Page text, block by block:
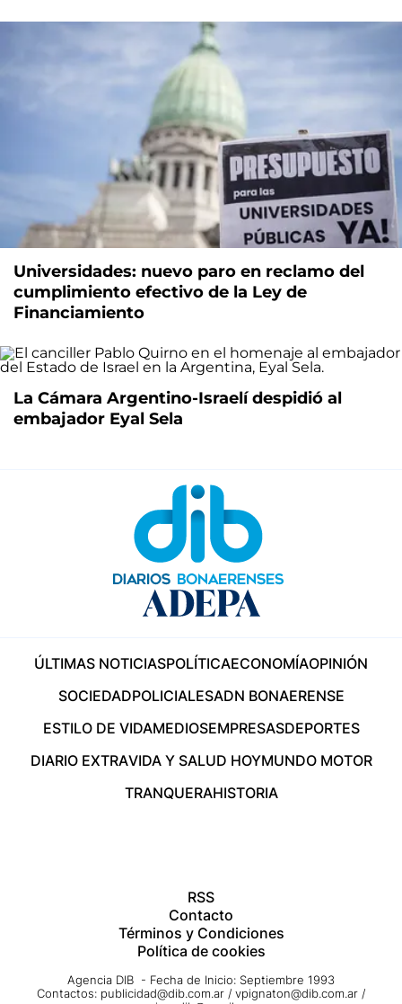
Universidades: nuevo paro en reclamo del
cumplimiento efectivo de la Ley de
Financiamiento
La Cámara Argentino-Israelí despidió al
embajador Eyal Sela
ÚLTIMAS NOTICIASPOLÍTICAECONOMÍAOPINIÓN
SOCIEDADPOLICIALESADN BONAERENSE
ESTILO DE VIDAMEDIOSEMPRESASDEPORTES
DIARIO EXTRAVIDA Y SALUD HOYMUNDO MOTOR
TRANQUERAHISTORIA
RSS
Contacto
Términos y Condiciones
Política de cookies
Agencia DIB - Fecha de Inicio: Septiembre 1993
Contactos: publicidad@dib.com.ar / vpignaton@dib.com.ar /